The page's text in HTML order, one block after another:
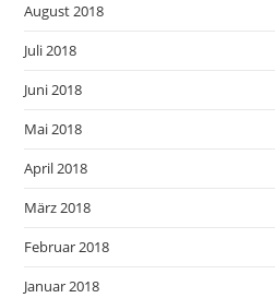
August 2018
Juli 2018
Juni 2018
Mai 2018
April 2018
März 2018
Februar 2018
Januar 2018